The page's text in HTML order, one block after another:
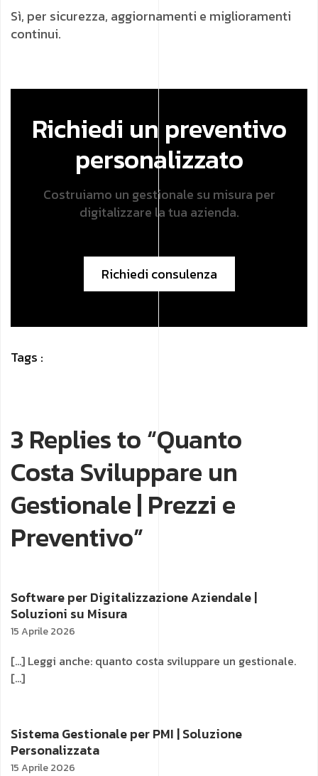
Sì, per sicurezza, aggiornamenti e miglioramenti
continui.
Richiedi un preventivo
personalizzato
Costruiamo un gestionale su misura per
digitalizzare la tua azienda.
Richiedi consulenza
Tags :
3 Replies to “Quanto
Costa Sviluppare un
Gestionale | Prezzi e
Preventivo”
Software per Digitalizzazione Aziendale |
Soluzioni su Misura
15 Aprile 2026
[…] Leggi anche: quanto costa sviluppare un gestionale.
[…]
Sistema Gestionale per PMI | Soluzione
Personalizzata
15 Aprile 2026